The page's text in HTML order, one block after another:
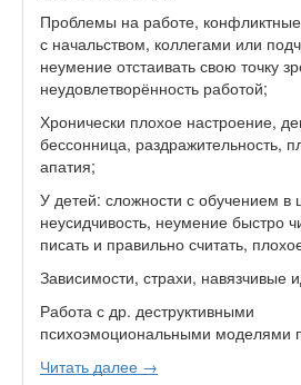
Проблемы на работе,
с начальством, коллегами или
неумение отстаивать свою точку
неудовлетворённость работой;
Хронически плохое настроение,
бессонница, раздражительность,
апатия;
У детей: сложности с обучением в
неусидчивость, неумение быстро
писать и правильно считать,
Зависимости, страхи, навязчивые
Работа с др. деструктивными
психоэмоциональными моделями
Читать далее →